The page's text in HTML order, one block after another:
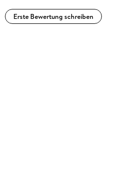
Erste Bewertung schreiben